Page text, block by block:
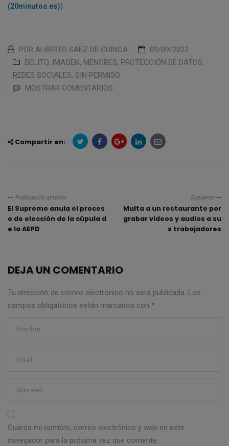
(20minutos.es))
POR ALBERTO SAEZ DE GUINOA
09/09/2022
DELITO, IMAGEN, MENORES, PROTECCIÓN DE DATOS,
REDES SOCIALES, SIN PERMISO
MOSTRAR COMENTARIOS
Compartir en:
Publicación anterior
El Supremo anula el proces
o de elección de la cúpula d
e la AEPD
Siguiente
Multa a un restaurante por
grabar videos y audios a su
s trabajadores
DEJA UN COMENTARIO
Tu dirección de correo electrónico no será publicada. Los
campos obligatorios están marcados con *
Guarda mi nombre, correo electrónico y web en este
navegador para la próxima vez que comente.